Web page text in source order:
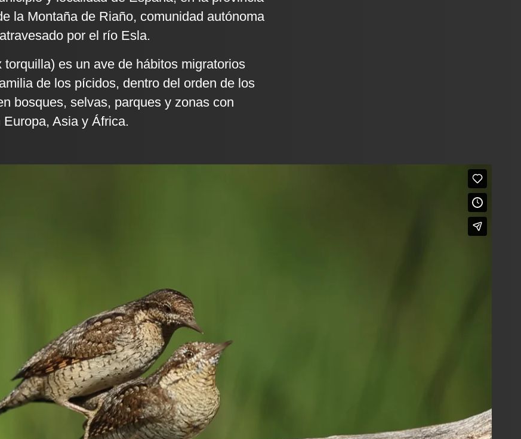
la Montaña de Riaño, comunidad autónoma
por el río Esla.
es un ave de hábitos migratorios
de los pícidos, dentro del orden de los
bosques, selvas, parques y zonas con
Asia y África.